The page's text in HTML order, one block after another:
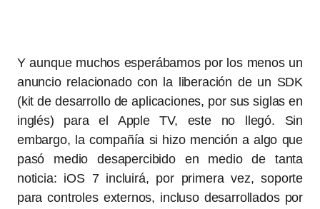
Y aunque muchos esperábamos por los menos un
anuncio relacionado con la liberación de un SDK
(kit de desarrollo de aplicaciones, por sus siglas en
inglés) para el Apple TV, este no llegó. Sin
embargo, la compañía si hizo mención a algo que
pasó medio desapercibido en medio de tanta
noticia: iOS 7 incluirá, por primera vez, soporte
para controles externos, incluso desarrollados por